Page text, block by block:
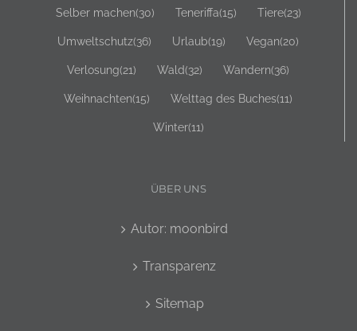
Selber machen(30) Teneriffa(15) Tiere(23)
Umweltschutz(36) Urlaub(19) Vegan(20)
Verlosung(21) Wald(32) Wandern(36)
Weihnachten(15) Welttag des Buches(11)
Winter(11)
ÜBER UNS
Autor: moonbird
Transparenz
Sitemap